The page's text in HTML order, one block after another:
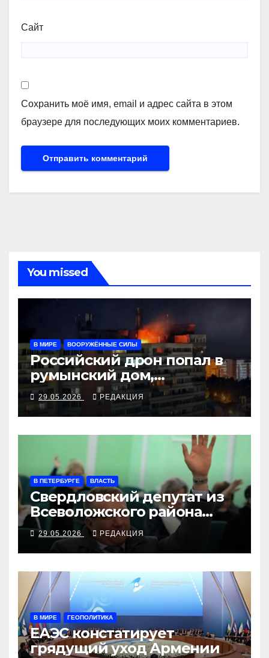
Сайт
Сохранить моё имя, email и адрес сайта в этом
браузере для последующих моих комментариев.
You missed
В МИРЕ ВООРУЖЁННЫЕ СИЛЫ
Российский дрон попал в
румынский дом,
украинские БПЛА бьют по
российским НПЗ
29.05.2026 РЕДАКЦИЯ
В ПЕТЕРБУРГЕ ВЛАСТЬ
Свердловский депутат из
Всеволожского района
задержан ФСБ и арестован
29.05.2026 РЕДАКЦИЯ
В МИРЕ ГЕОПОЛИТИКА
ЕАЭС констатирует
грядущий уход Армении